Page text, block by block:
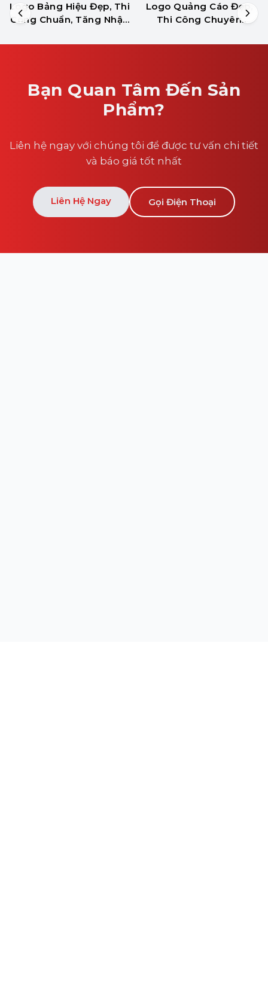
Logo Bảng Hiệu Đẹp, Thi
Công Chuẩn, Tăng Nhận
Logo Quảng Cáo Đẹp,
Thi Công Chuyên
Bạn Quan Tâm Đến Sản
Phẩm?
Liên hệ ngay với chúng tôi để được tư vấn chi tiết
và báo giá tốt nhất
Liên Hệ Ngay Gọi Điện Thoại